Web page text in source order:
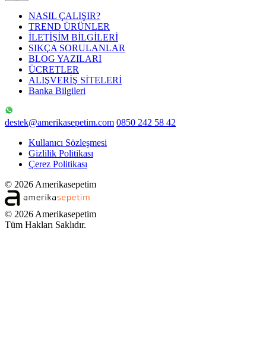
NASIL ÇALIŞIR?
TREND ÜRÜNLER
İLETİŞİM BİLGİLERİ
SIKÇA SORULANLAR
BLOG YAZILARI
ÜCRETLER
ALIŞVERİŞ SİTELERİ
Banka Bilgileri
destek@amerikasepetim.com 0850 242 58 42
Kullanıcı Sözleşmesi
Gizlilik Politikası
Çerez Politikası
© 2026 Amerikasepetim
© 2026 Amerikasepetim
Tüm Hakları Saklıdır.